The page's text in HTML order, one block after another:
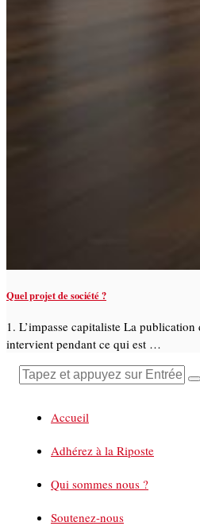
Quel projet de société ?
1. L’impasse capitaliste La
intervient pendant ce qui est …
Accueil
Adhérez à la Riposte
Qui sommes nous ?
Soutenez-nous